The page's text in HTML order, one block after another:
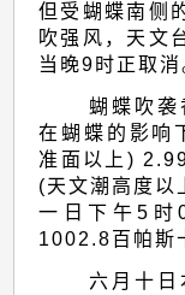
但受蝴蝶南侧
吹强风，天文
当晚9时正取消
蝴蝶吹袭
在蝴蝶的影响
准面以上)
(天文潮高度以
一日下午5时
1002.8百帕斯
六月十